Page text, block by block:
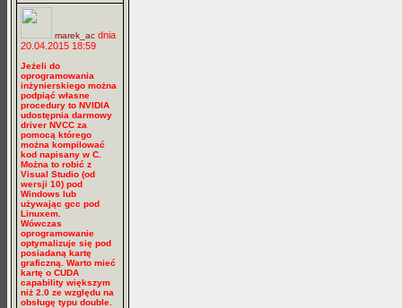
marek_ac dnia
20.04.2015 18:59
Jeżeli do
oprogramowania
inżynierskiego można
podpiąć własne
procedury to NVIDIA
udostępnia darmowy
driver NVCC za
pomocą którego
można kompilować
kod napisany w C.
Można to robić z
Visual Studio (od
wersji 10) pod
Windows lub
używając gcc pod
Linuxem.
Wówczas
oprogramowanie
optymalizuje się pod
posiadaną kartę
graficzną. Warto mieć
kartę o CUDA
capability większym
niż 2.0 ze względu na
obsługę typu double.